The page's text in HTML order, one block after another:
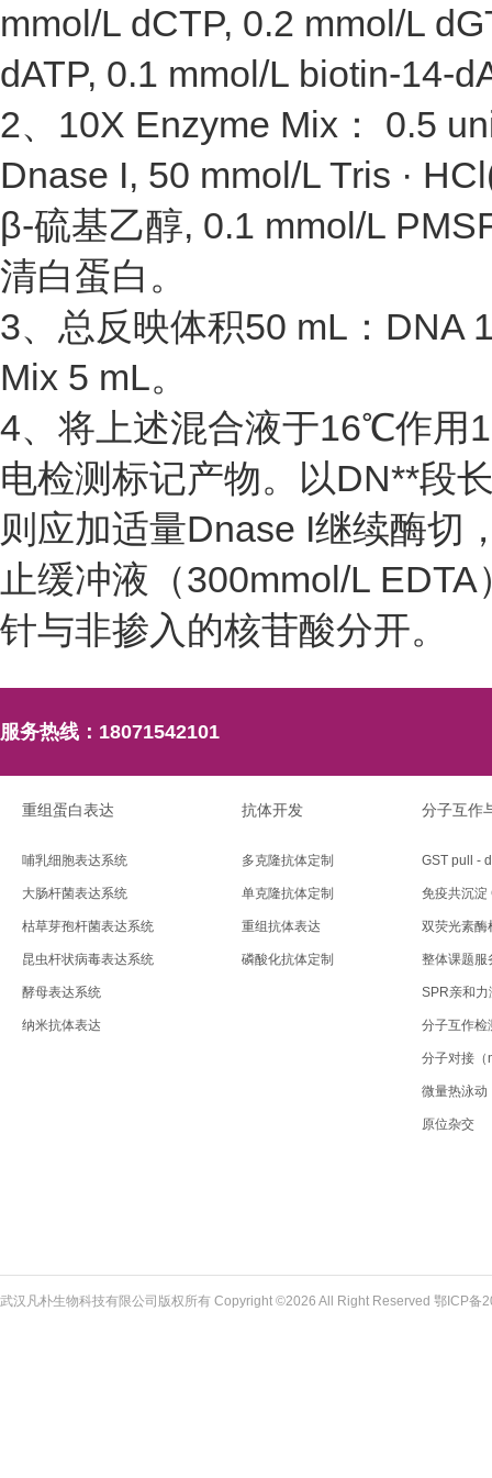
mmol/L dCTP, 0.2 mmol/L
dATP, 0.1 mmol/L biotin-14-
2、10X Enzyme Mix： 0.5
Dnase I, 50 mmol/L Tris ·
β-硫基乙醇, 0.1 mmol/L
清白蛋白。
3、总反映体积50 mL：DNA
Mix 5 mL。
4、将上述混合液于16℃作用
电检测标记产物。以DN**段
则应加适量Dnase I继续酶切
止缓冲液（300mmol/L
针与非掺入的核苷酸分开。
服务热线： 18071542101
重组蛋白表达
哺乳细胞表达系统
大肠杆菌表达系统
枯草芽孢杆菌表达系统
昆虫杆状病毒表达系统
酵母表达系统
纳米抗体表达
抗体开发
多克隆抗体定制
单克隆抗体定制
重组抗体表达
磷酸化抗体定制
分子互作
GST pull -
免疫共沉淀
双荧光素酶
整体课题服
SPR亲和力
分子互作检
分子对接
微量热泳动
原位杂交
武汉凡朴生物科技有限公司版权所有 Copyright ©2026 All Right Reserved 鄂ICP备